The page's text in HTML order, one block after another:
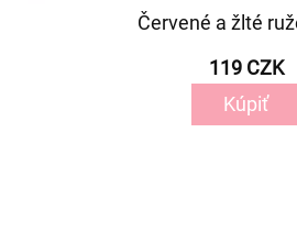
Červené a žlté
119 CZK
Kúpiť